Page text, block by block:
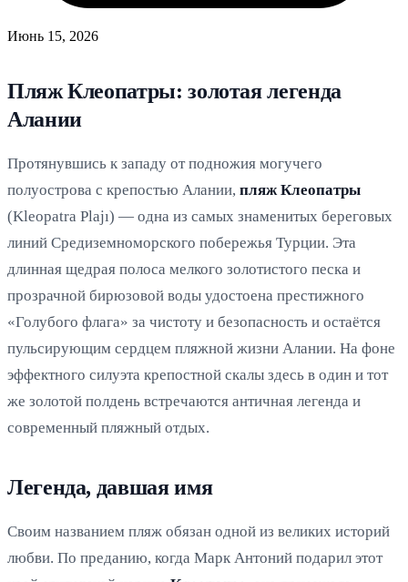
Июнь 15, 2026
Пляж Клеопатры: золотая легенда
Алании
Протянувшись к западу от подножия могучего
полуострова с крепостью Алании, пляж Клеопатры
(Kleopatra Plajı) — одна из самых знаменитых береговых
линий Средиземноморского побережья Турции. Эта
длинная щедрая полоса мелкого золотистого песка и
прозрачной бирюзовой воды удостоена престижного
«Голубого флага» за чистоту и безопасность и остаётся
пульсирующим сердцем пляжной жизни Алании. На фоне
эффектного силуэта крепостной скалы здесь в один и тот
же золотой полдень встречаются античная легенда и
современный пляжный отдых.
Легенда, давшая имя
Своим названием пляж обязан одной из великих историй
любви. По преданию, когда Марк Антоний подарил этот